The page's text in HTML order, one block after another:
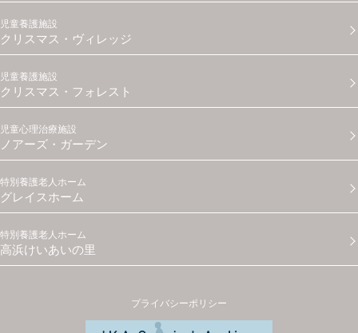
児童養護施設
クリスマス・ヴィレッジ
児童養護施設
クリスマス・フォレスト
児童心理治療施設
ノアーズ・ガーデン
特別養護老人ホーム
グレイスホーム
特別養護老人ホーム
高浜けいあいの里
プライバシーポリシー